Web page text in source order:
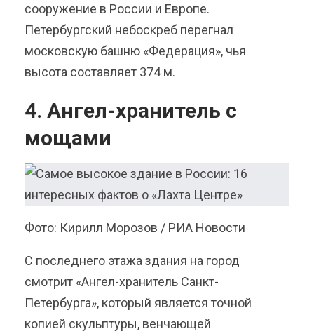
сооружение в России и Европе.
Петербургский небоскреб перегнал
московскую башню «Федерация», чья
высота составляет 374 м.
4. Ангел-хранитель с
мощами
Фото: Кирилл Морозов / РИА Новости
С последнего этажа здания на город
смотрит «Ангел-хранитель Санкт-
Петербурга», который является точной
копией скульптуры, венчающей